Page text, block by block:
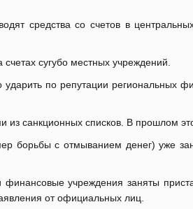
средства со счетов в
сугубо местных учреждений.
по репутации региональных
санкционных списков. В прошлом
борьбы с отмыванием денег) уже
учреждения заняты
от официальных лиц.